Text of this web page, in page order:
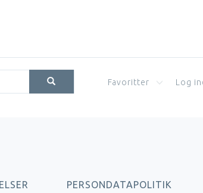
Favoritter Log
PERSONDATAPOLITIK